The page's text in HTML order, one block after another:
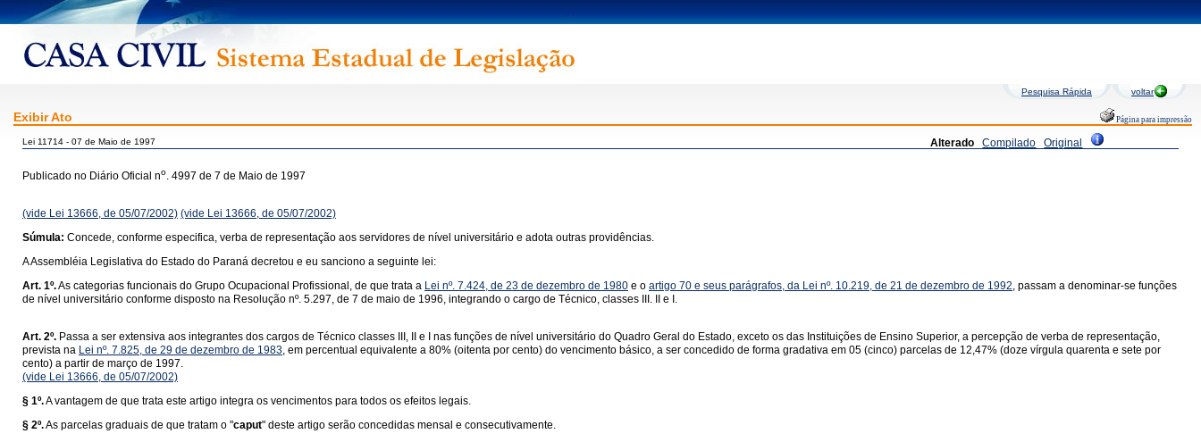
Pesquisa Rápida voltar
Exibir Ato Página para impressão
Alterado Compilado Original
Lei 11714 - 07 de Maio de 1997
Publicado no Diário Oficial no. 4997 de 7 de Maio de 1997
(vide Lei 13666, de 05/07/2002) (vide Lei 13666, de 05/07/2002)
Súmula: Concede, conforme especifica, verba de representação aos servidores de nível universitário e adota outras providências.
A Assembléia Legislativa do Estado do Paraná decretou e eu sanciono a seguinte lei:
Art. 1º.As categorias funcionais do Grupo Ocupacional Profissional, de que trata a Lei nº. 7.424, de 23 de dezembro de 1980 e o artigo 70 e seus parágrafos, da Lei nº. 10.219, de 21 de dezembro de 1992, passam a denominar-se funções
de nível universitário conforme disposto na Resolução nº. 5.297, de 7 de maio de 1996, integrando o cargo de Técnico, classes III. II e I.
Art. 2º. Passa a ser extensiva aos integrantes dos cargos de Técnico classes III, II e I nas funções de nível universitário do Quadro Geral do Estado, exceto os das Instituições de Ensino Superior, a percepção de verba de representação,
prevista na Lei nº. 7.825, de 29 de dezembro de 1983, em percentual equivalente a 80% (oitenta por cento) do vencimento básico, a ser concedido de forma gradativa em 05 (cinco) parcelas de 12,47% (doze vírgula quarenta e sete por
cento) a partir de março de 1997.
(vide Lei 13666, de 05/07/2002)
§ 1º.A vantagem de que trata este artigo integra os vencimentos para todos os efeitos legais.
§ 2º.As parcelas graduais de que tratam o "caput" deste artigo serão concedidas mensal e consecutivamente.